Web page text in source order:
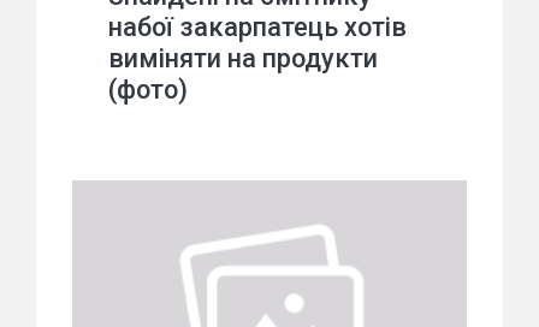
набої закарпатець хотів
виміняти на продукти
(фото)